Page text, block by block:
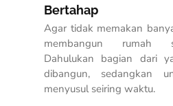
Bertahap
Agar tidak memakan
membangun rumah
Dahulukan bagian dari
dibangun, sedangkan
menyusul seiring waktu.